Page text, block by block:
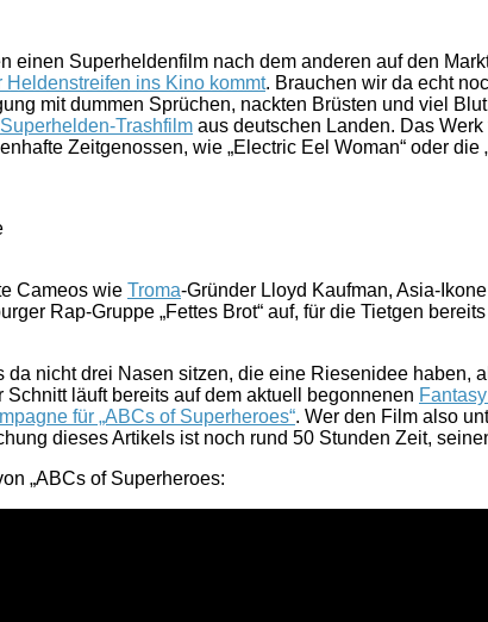
einen Superheldenfilm nach dem anderen auf den
ins Kino kommt. Brauchen wir da echt
mit dummen Sprüchen, nackten Brüsten und viel
Trashfilm aus deutschen Landen. Das
Zeitgenossen, wie „Electric Eel Woman“ oder
Cameos wie Troma-Gründer Lloyd Kaufman, Asia-
Rap-Gruppe „Fettes Brot“ auf, für die Tietgen
nicht drei Nasen sitzen, die eine Riesenidee
läuft bereits auf dem aktuell begonnenen
für „ABCs of Superheroes“. Wer den Film also
dieses Artikels ist noch rund 50 Stunden Zeit,
„ABCs of Superheroes: